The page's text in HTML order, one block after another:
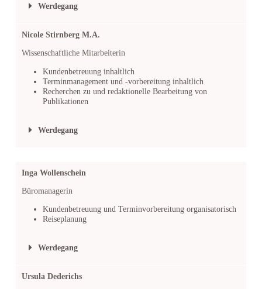
Werdegang
Nicole Stirnberg M.A.
Wissenschaftliche Mitarbeiterin
Kundenbetreuung inhaltlich
Terminmanagement und -vorbereitung inhaltlich
Recherchen zu und redaktionelle Bearbeitung von
Publikationen
Werdegang
Inga Wollenschein
Büromanagerin
Kundenbetreuung und Terminvorbereitung organisatorisch
Reiseplanung
Werdegang
Ursula Dederichs